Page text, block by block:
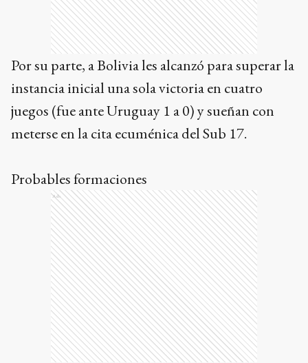
Por su parte, a Bolivia les alcanzó para superar la
instancia inicial una sola victoria en cuatro
juegos (fue ante Uruguay 1 a 0) y sueñan con
meterse en la cita ecuménica del Sub 17.
Probables formaciones
Ads